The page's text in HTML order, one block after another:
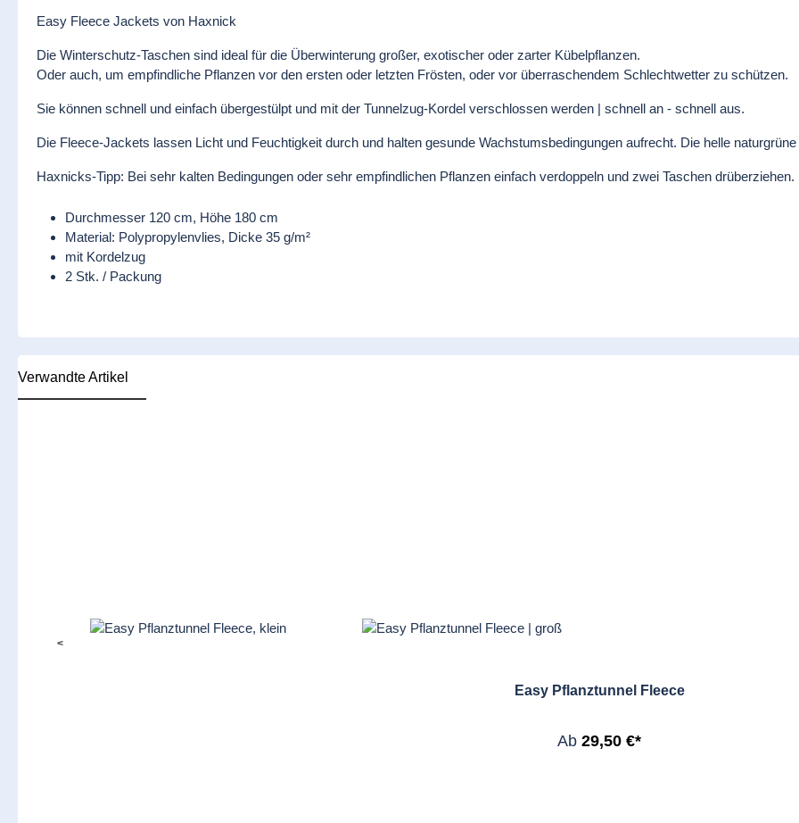
Easy Fleece Jackets von Haxnick
Die Winterschutz-Taschen sind ideal für die Überwinterung großer, exotischer oder zarter Kübelpflanzen.
Oder auch, um empfindliche Pflanzen vor den ersten oder letzten Frösten, oder vor überraschendem Schlechtwetter zu schützen.
Sie können schnell und einfach übergestülpt und mit der Tunnelzug-Kordel verschlossen werden | schnell an - schnell aus.
Die Fleece-Jackets lassen Licht und Feuchtigkeit durch und halten gesunde Wachstumsbedingungen aufrecht. Die helle
Haxnicks-Tipp: Bei sehr kalten Bedingungen oder sehr empfindlichen Pflanzen einfach verdoppeln und zwei Taschen drüberziehen.
Durchmesser 120 cm, Höhe 180 cm
Material: Polypropylenvlies, Dicke 35 g/m²
mit Kordelzug
2 Stk. / Packung
Verwandte Artikel
<
Easy Pflanztunnel Fleece
Ab 29,50 €*